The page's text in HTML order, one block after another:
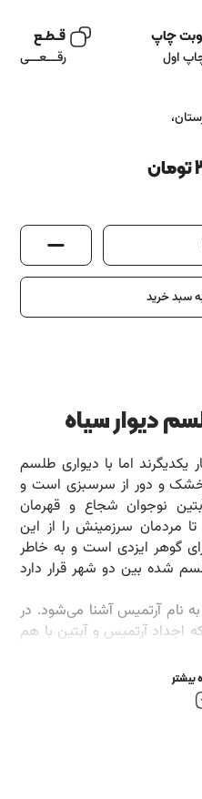
چاپ
اول
قــطــع
رقـــعـــی
،
تومان
سبد خرید
دیوار سیاه
اما با دیواری طلسم
و دور از سرسبزی است و
نوجوان شجاع و قهرمان
مردمان سرزمینش را از این
گوهر ایزدی است و به خاطر
شده بین دو شهر قرار دارد
به نام آرتمیس آشنا می‌شود. در
آرتمیس و آبتین با هم
تا ابد گوهر پادشاهی را به
است و شباویز در تسخیر
پیچیده خیر و شر است